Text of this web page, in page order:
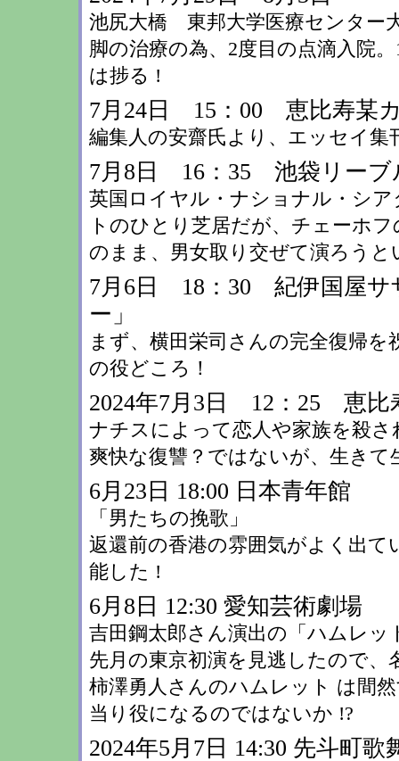
池尻大橋 東邦大学医療センター
脚の治療の為、2度目の点滴入院
は捗る !
7月24日 15：00 恵比寿某
編集人の安齋氏より、エッセイ集
7月8日 16：35 池袋リー
英国ロイヤル・ナショナル・シ
トのひとり芝居だが、チェーホ
のまま、男女取り交ぜて演ろう
7月6日 18：30 紀伊国屋サ
ー」
まず、横田栄司さんの完全復帰
の役どころ！
2024年7月3日 12：25 恵
ナチスによって恋人や家族を殺
爽快な復讐？ではないが、生き
6月23日 18:00 日本青年館
「男たちの挽歌」
返還前の香港の雰囲気がよく出
能した !
6月8日 12:30 愛知芸術劇場
吉田鋼太郎さん演出の「ハムレッ
先月の東京初演を見逃したので、
柿澤勇人さんのハムレット は間
当り役になるのではないか !?
2024年5月7日 14:30 先斗町歌